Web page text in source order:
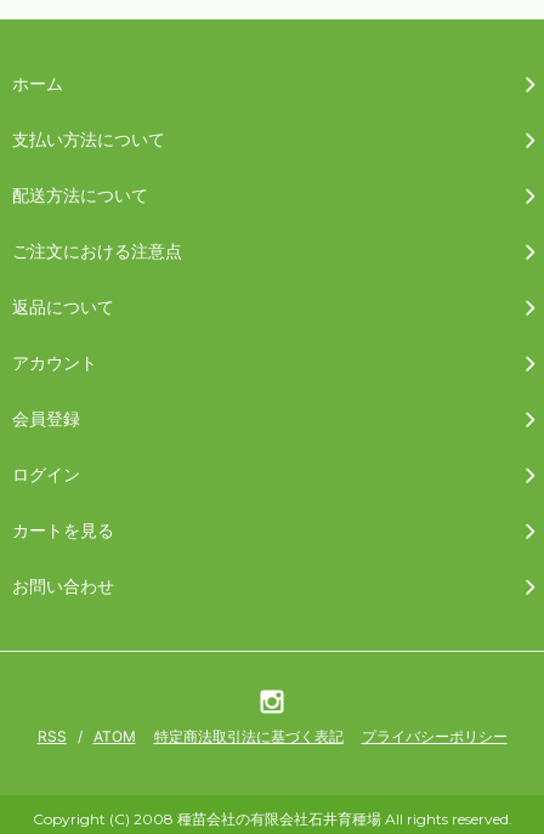
ホーム
支払い方法について
配送方法について
ご注文における注意点
返品について
アカウント
会員登録
ログイン
カートを見る
お問い合わせ
RSS / ATOM 特定商法取引法に基づく表記 プライバシーポリシー
Copyright (C) 2008 種苗会社の有限会社石井育種場 All rights reserved.